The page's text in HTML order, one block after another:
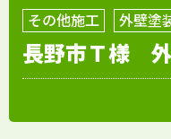
その他施工 外壁塗
長野市Ｔ様